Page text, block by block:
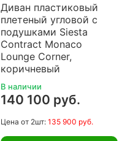
Диван пластиковый
плетеный угловой с
подушками Siesta
Contract Monaco
Lounge Corner,
коричневый
В наличии
140 100 руб.
Цена от 2шт: 135 900 руб.